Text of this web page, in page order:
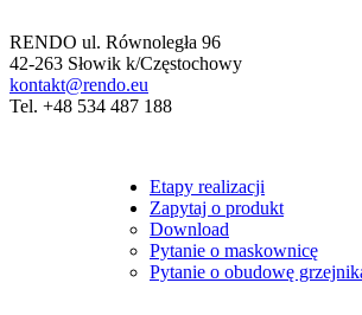
RENDO ul. Równoległa 96
42-263 Słowik k/Częstochowy
kontakt@rendo.eu
Tel. +48 534 487 188
Etapy realizacji
Zapytaj o produkt
Download
Pytanie o maskownicę
Pytanie o obudowę